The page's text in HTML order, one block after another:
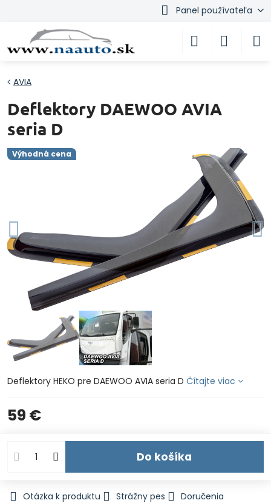
Panel používateľa
Výhodná cena
AVIA
Deflektory DAEWOO AVIA
seria D
Deflektory HEKO pre DAEWOO AVIA seria D Čítajte viac
59 €
Do košíka
Otázka k produktu Strážny pes
Doručenia